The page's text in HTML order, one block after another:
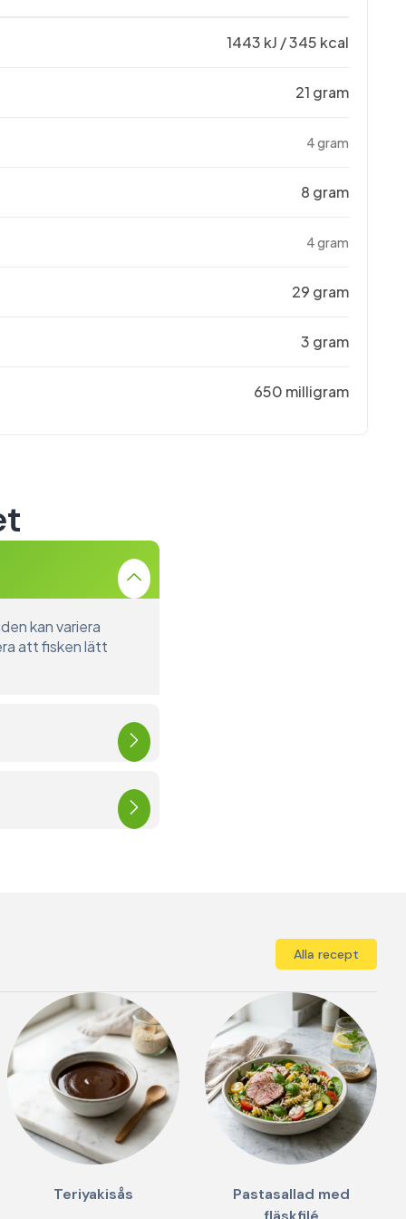
1443 kJ / 345 kcal
21 gram
4 gram
8 gram
4 gram
29 gram
3 gram
650 milligram
kan variera
att fisken lätt
Alla recept
Teriyakisås
Pastasallad med